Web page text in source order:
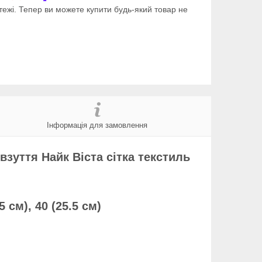
Тепер ви можете купити будь-який товар не
Інформація для замовлення
Найк Віста сітка текстиль
см), 40 (25.5 см)